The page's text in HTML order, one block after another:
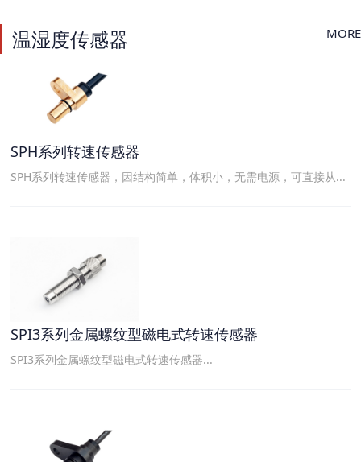
温湿度传感器 MORE
SPH系列转速传感器
SPH系列转速传感器，因结构简单，体积小，无需电源，可直接从...
SPI3系列金属螺纹型磁电式转速传感器
SPI3系列金属螺纹型磁电式转速传感器...